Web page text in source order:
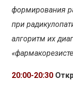
формирования
при
алгоритм их
20:00-20:30